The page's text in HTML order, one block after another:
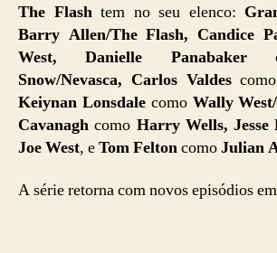
The Flashtem no seu elenco:
Barry Allen/The Flash, Candice
West, Danielle Panabaker
Snow/Nevasca, Carlos Valdescomo
Keiynan Lonsdalecomo Wally
Cavanagh como Harry Wells,
Joe West, eTom FeltoncomoJulian
A série retorna com novos episódios